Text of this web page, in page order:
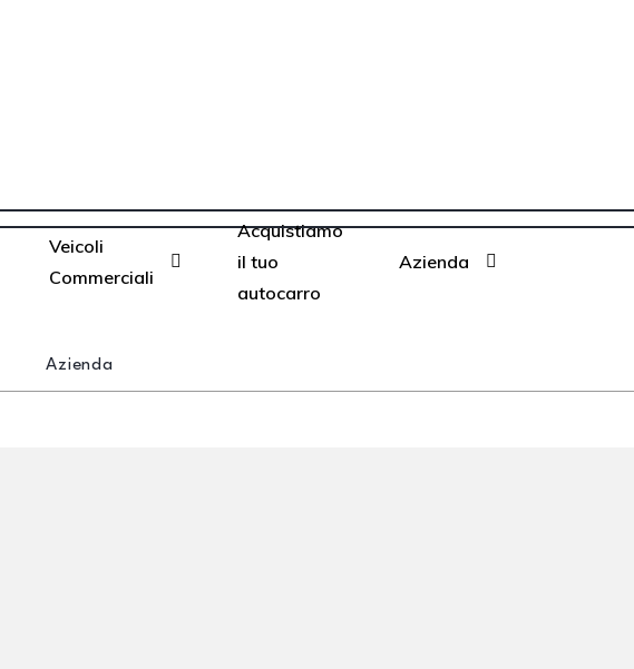
Veicoli
Commerciali
Acquistiamo
il tuo
autocarro
Azienda
Azienda